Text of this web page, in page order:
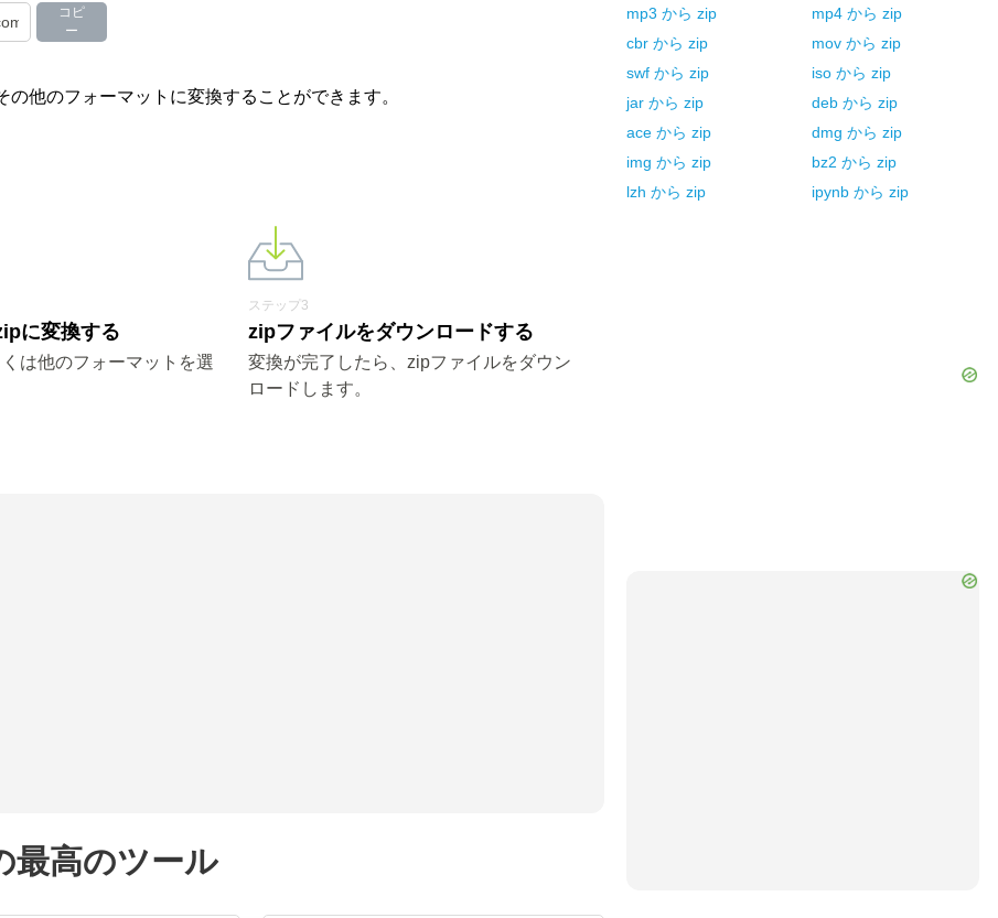
コピ
ー
他のフォーマットに変換することができます。
に変換する
は他のフォーマットを選
ステップ3
zipファイルをダウンロードする
変換が完了したら、zipファイルをダウン
ロードします。
最高のツール
mp3 から zip mp4 から zip
cbr から zip mov から zip
swf から zip iso から zip
jar から zip deb から zip
ace から zip dmg から zip
img から zip bz2 から zip
lzh から zip ipynb から zip